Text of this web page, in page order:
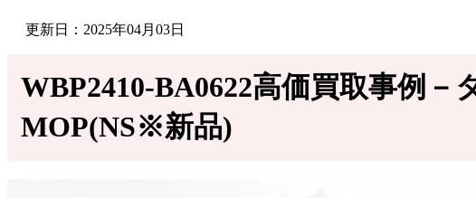
更新日：2025年04月03日
WBP2410-BA0622高価買取事例
MOP(NS※新品)